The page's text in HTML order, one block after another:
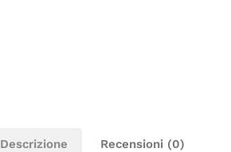
Descrizione Recensioni (0)